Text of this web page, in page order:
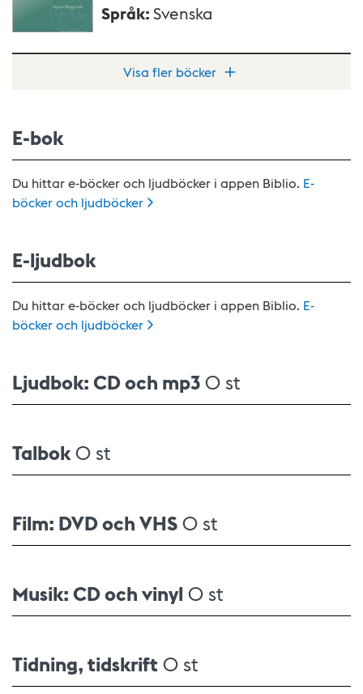
Språk:Svenska
Visa fler böcker
E-bok
Du hittar e-böcker och ljudböcker i appen Biblio. E-
böcker och ljudböcker
E-ljudbok
Du hittar e-böcker och ljudböcker i appen Biblio. E-
böcker och ljudböcker
Ljudbok: CD och mp30 st
Talbok0 st
Film: DVD och VHS0 st
Musik: CD och vinyl 0 st
Tidning, tidskrift 0 st